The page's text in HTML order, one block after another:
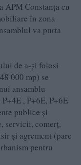
APM Constanța cu
în zona
va purta
de a-și folosi
000 mp) se
ansamblu
, P+6E, P+6E
publice și
servicii, comerț,
și agrement (parc
pentru